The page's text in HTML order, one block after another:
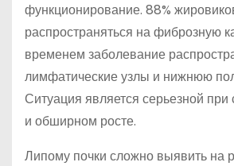
функционирование. 88%
распространяться на фиброзную
временем заболевание
лимфатические узлы и нижнюю
Ситуация является серьезной при
и обширном росте.
Липому почки сложно выявить на